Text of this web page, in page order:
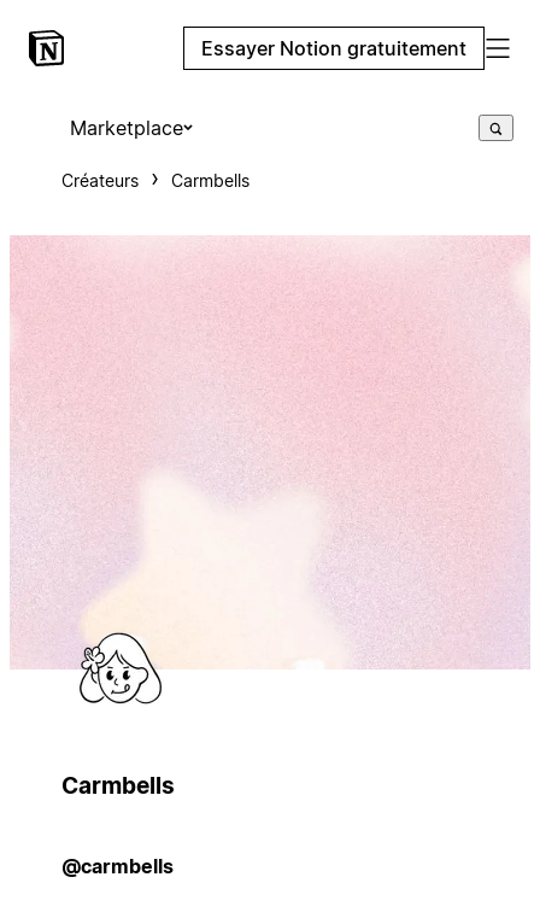
Essayer Notion gratuitement
Marketplace
Créateurs Carmbells
Carmbells
@carmbells